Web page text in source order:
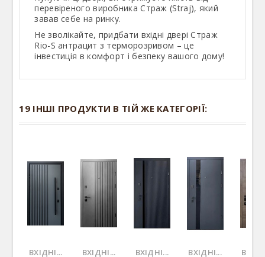
перевіреного виробника Страж (Straj), який
завав себе на ринку.
Не зволікайте, придбати вхідні двері Страж
Rio-S антрацит з терморозривом – це
інвестиція в комфорт і безпеку вашого дому!
19 ІНШІ ПРОДУКТИ В ТІЙ ЖЕ КАТЕГОРІЇ:
ВХІДНІ... ВХІДНІ... ВХІДНІ... ВХІДНІ...